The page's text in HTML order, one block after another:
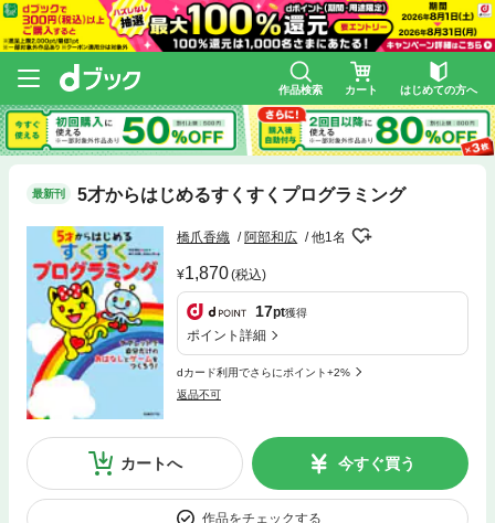
作品検索 カート はじめての方へ
最新刊 5才からはじめるすくすくプログラミング
橋爪香織 阿部和広 他1名
1,870(税込)
17pt獲得
ポイント詳細
dカード利用でさらにポイント+2%
返品不可
カートへ 今すぐ買う
作品をチェックする